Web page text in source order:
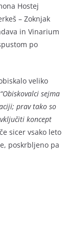
Hostej
– Zoknjak
in Vinarium
po
veliko
“Obiskovalci sejma
prav tako so
koncept
sicer vsako leto
poskrbljeno pa